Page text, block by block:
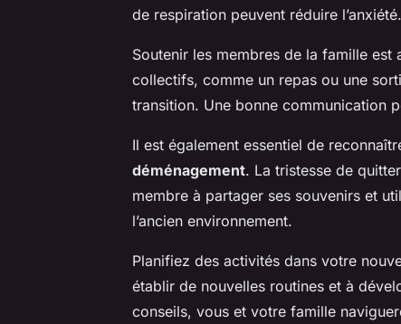
de respiration peuvent réduire l’anxiété.
Soutenir les membres de la famille
collectifs, comme un repas ou une
transition. Une bonne communication
Il est également essentiel de
déménagement. La tristesse de
membre à partager ses souvenirs et
l’ancien environnement.
Planifiez des activités dans votre
établir de nouvelles routines et à
conseils, vous et votre famille